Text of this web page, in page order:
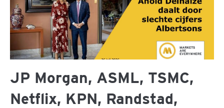
JP Morgan, ASML, TSMC,
Netflix, KPN, Randstad,